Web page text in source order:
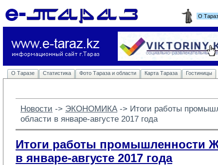
О
О Таразе Статистика Фото Тараза и области Карта Тараза Гостиницы
Новости -> ЭКОНОМИКА -> Итоги работы
области в январе-августе 2017 года
Итоги работы промышленности
в январе-августе 2017 года